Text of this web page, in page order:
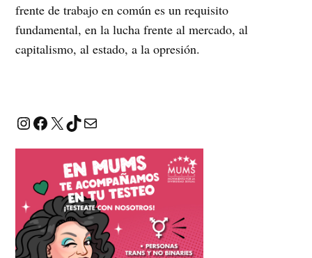
frente de trabajo en común es un requisito
fundamental, en la lucha frente al mercado, al
capitalismo, al estado, a la opresión.
Instagram
Facebook
X TikTok
Correo electrónico